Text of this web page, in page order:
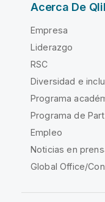
Acerca De
Empresa
Liderazgo
RSC
Diversidad e
Programa
Programa de
Empleo
Noticias en
Global Office/